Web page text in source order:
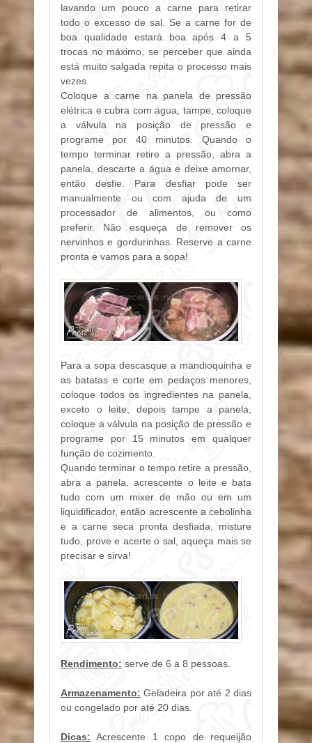
lavando um pouco a carne para retirar
todo o excesso de sal. Se a carne for de
boa qualidade estará boa após 4 a 5
trocas no máximo, se perceber que ainda
está muito salgada repita o processo mais
vezes.
Coloque a carne na panela de pressão
elétrica e cubra com água, tampe, coloque
a válvula na posição de pressão e
programe por 40 minutos. Quando o
tempo terminar retire a pressão, abra a
panela, descarte a água e deixe amornar,
então desfie. Para desfiar pode ser
manualmente ou com ajuda de um
processador de alimentos, ou como
preferir. Não esqueça de remover os
nervinhos e gordurinhas. Reserve a carne
pronta e vamos para a sopa!
Para a sopa descasque a mandioquinha e
as batatas e corte em pedaços menores,
coloque todos os ingredientes na panela,
exceto o leite, depois tampe a panela,
coloque a válvula na posição de pressão e
programe por 15 minutos em qualquer
função de cozimento.
Quando terminar o tempo retire a pressão,
abra a panela, acrescente o leite e bata
tudo com um mixer de mão ou em um
liquidificador, então acrescente a cebolinha
e a carne seca pronta desfiada, misture
tudo, prove e acerte o sal, aqueça mais se
precisar e sirva!
Rendimento: serve de 6 a 8 pessoas.
Armazenamento: Geladeira por até 2 dias
ou congelado por até 20 dias.
Dicas: Acrescente 1 copo de requeijão